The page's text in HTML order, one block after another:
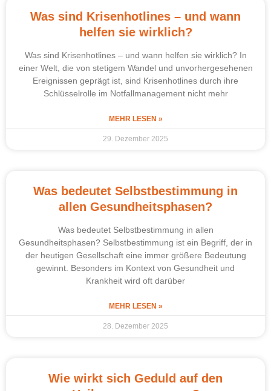
Was sind Krisenhotlines – und wann
helfen sie wirklich?
Was sind Krisenhotlines – und wann helfen sie wirklich? In
einer Welt, die von stetigem Wandel und unvorhergesehenen
Ereignissen geprägt ist, sind Krisenhotlines durch ihre
Schlüsselrolle im Notfallmanagement nicht mehr
MEHR LESEN »
29. Dezember 2025
Was bedeutet Selbstbestimmung in
allen Gesundheitsphasen?
Was bedeutet Selbstbestimmung in allen
Gesundheitsphasen? Selbstbestimmung ist ein Begriff, der in
der heutigen Gesellschaft eine immer größere Bedeutung
gewinnt. Besonders im Kontext von Gesundheit und
Krankheit wird oft darüber
MEHR LESEN »
28. Dezember 2025
Wie wirkt sich Geduld auf den